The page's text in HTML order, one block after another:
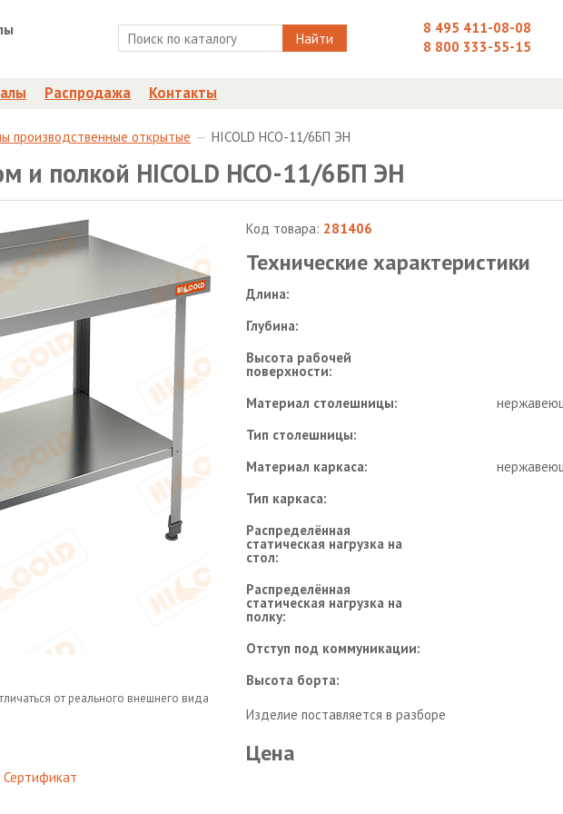
Найти
8 495 411-08-08
8 800 333-55-15
Распродажа Контакты
производственные открытые HICOLD НСО-11/6БП ЭН
и полкой HICOLD НСО-11/6БП ЭН
от реального внешнего вида
Сертификат
Код товара: 281406
Технические характеристики
Длина:
Глубина:
Высота рабочей
поверхности:
Материал столешницы:
Тип столешницы:
Материал каркаса:
Тип каркаса:
Распределённая
статическая нагрузка на
стол:
Распределённая
статическая нагрузка на
полку:
Отступ под коммуникации:
Высота борта:
Изделие поставляется в разборе
Цена